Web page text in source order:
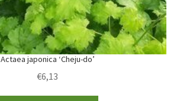
page
Actaea japonica ‘Cheju-do’
€6,13